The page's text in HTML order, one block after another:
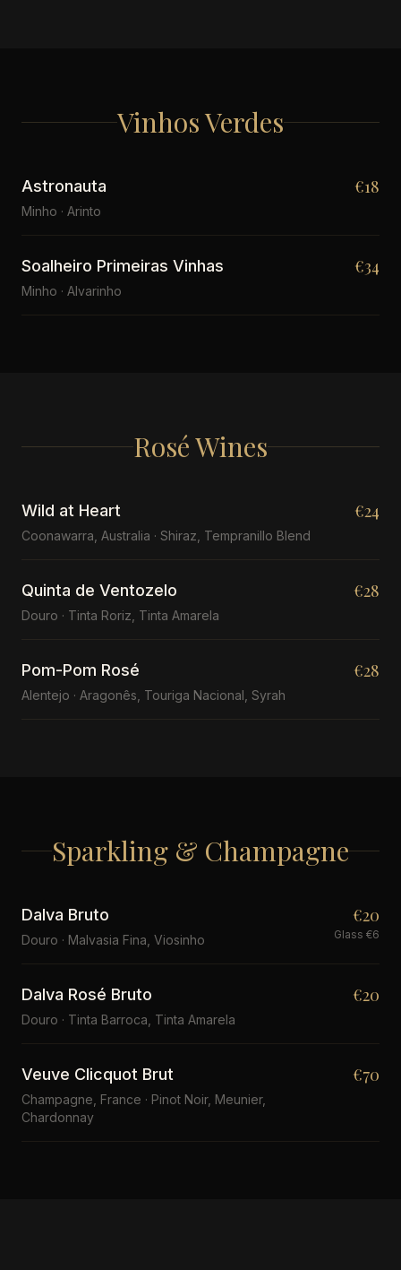
Vinhos Verdes
Astronauta
Minho · Arinto
€18
Soalheiro Primeiras Vinhas
Minho · Alvarinho
€34
Rosé Wines
Wild at Heart
Coonawarra, Australia · Shiraz, Tempranillo Blend
€24
Quinta de Ventozelo
Douro · Tinta Roriz, Tinta Amarela
€28
Pom-Pom Rosé
Alentejo · Aragonês, Touriga Nacional, Syrah
€28
Sparkling & Champagne
Dalva Bruto
Douro · Malvasia Fina, Viosinho
€20
Glass €6
Dalva Rosé Bruto
Douro · Tinta Barroca, Tinta Amarela
€20
Veuve Clicquot Brut
Champagne, France · Pinot Noir, Meunier,
Chardonnay
€70